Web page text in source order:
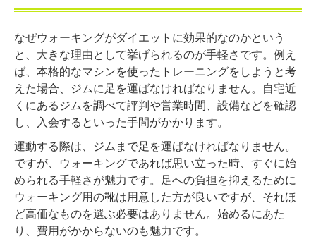
なぜウォーキングがダイエットに効果的なのかという
と、大きな理由として挙げられるのが手軽さです。例え
ば、本格的なマシンを使ったトレーニングをしようと考
えた場合、ジムに足を運ばなければなりません。自宅近
くにあるジムを調べて評判や営業時間、設備などを確認
し、入会するといった手間がかかります。
運動する際は、ジムまで足を運ばなければなりません。
ですが、ウォーキングであれば思い立った時、すぐに始
められる手軽さが魅力です。足への負担を抑えるために
ウォーキング用の靴は用意した方が良いですが、それほ
ど高価なものを選ぶ必要はありません。始めるにあた
り、費用がかからないのも魅力です。